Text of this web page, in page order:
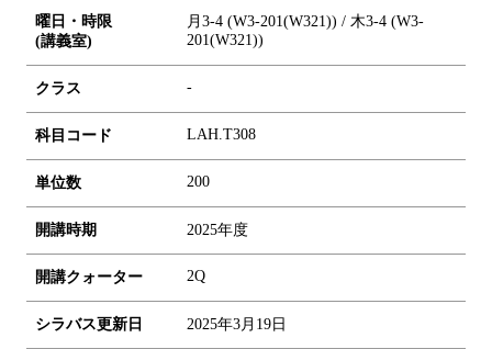
曜日・時限
(講義室)
月3-4 (W3-201(W321)) / 木3-4 (W3-
201(W321))
クラス -
科目コード LAH.T308
単位数 200
開講時期 2025年度
開講クォーター 2Q
シラバス更新日 2025年3月19日